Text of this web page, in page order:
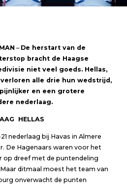
– De herstart van de
bracht de Haagse
niet veel goeds. Hellas,
verloren alle drie hun wedstrijd,
en een grotere
nederlaag.
HELLAS
nederlaag bij Havas in Almere
De Hagenaars waren voor het
op dreef met de puntendeling
ditmaal moest het team van
onverwacht de punten